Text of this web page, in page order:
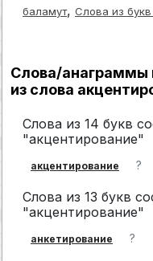
баламут, Слова из
Слова/анаграммы
из слова
Слова из 14 букв
"акцентирование"
акцентирование ?
Слова из 13 букв
"акцентирование"
анкетирование ?